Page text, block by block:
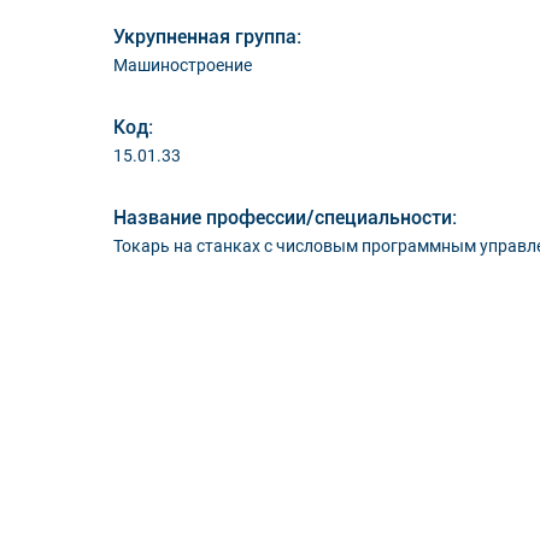
Укрупненная группа:
Машиностроение
Код:
15.01.33
Название профессии/специальности:
Токарь на станках с числовым программным